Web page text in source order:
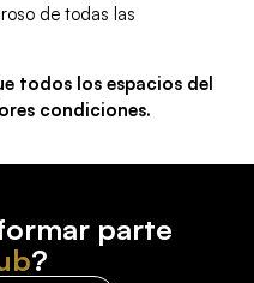
de todas las
todos los espacios del
condiciones.
parte
?